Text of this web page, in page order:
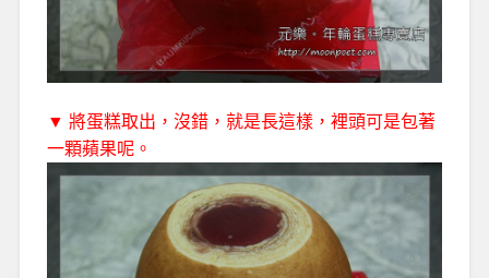
▼ 將蛋糕取出，沒錯，就是長這樣，裡頭可是包著
一顆蘋果呢。